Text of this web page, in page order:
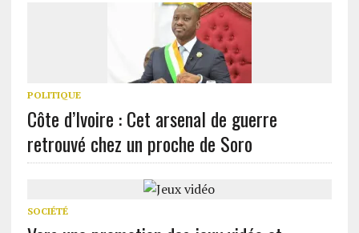
POLITIQUE
Côte d’Ivoire : Cet arsenal de guerre
retrouvé chez un proche de Soro
SOCIÉTÉ